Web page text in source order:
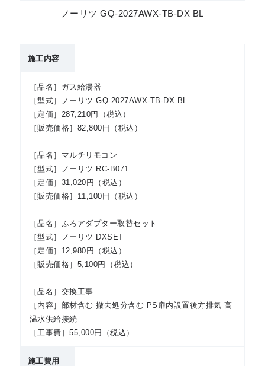
ノーリツ GQ-2027AWX-TB-DX BL
施工内容
［品名］ガス給湯器
［型式］ノーリツ GQ-2027AWX-TB-DX BL
［定価］287,210円（税込）
［販売価格］82,800円（税込）
［品名］マルチリモコン
［型式］ノーリツ RC-B071
［定価］31,020円（税込）
［販売価格］11,100円（税込）
［品名］ふろアダプター取替セット
［型式］ノーリツ DXSET
［定価］12,980円（税込）
［販売価格］5,100円（税込）
［品名］交換工事
［内容］部材含む 撤去処分含む PS扉内設置後方排気 高
温水供給接続
［工事費］55,000円（税込）
施工費用